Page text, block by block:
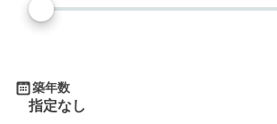
築年数
指定なし